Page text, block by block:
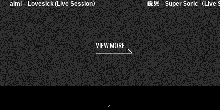
aimi – Lovesick (Live Session） 鋭児 – $uper $onic（Live
VIEW MORE